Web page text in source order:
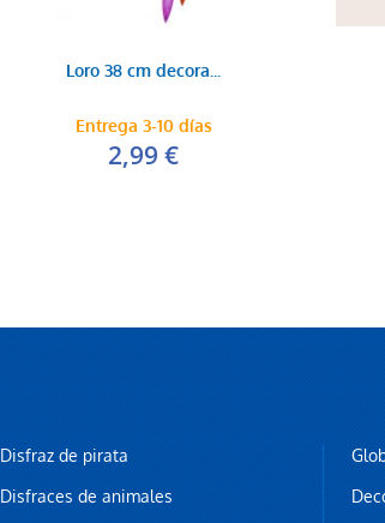
Loro 38 cm decora...
Entrega 3-10 días
2,99 €
Disfraz de pirata
Disfraces de animales